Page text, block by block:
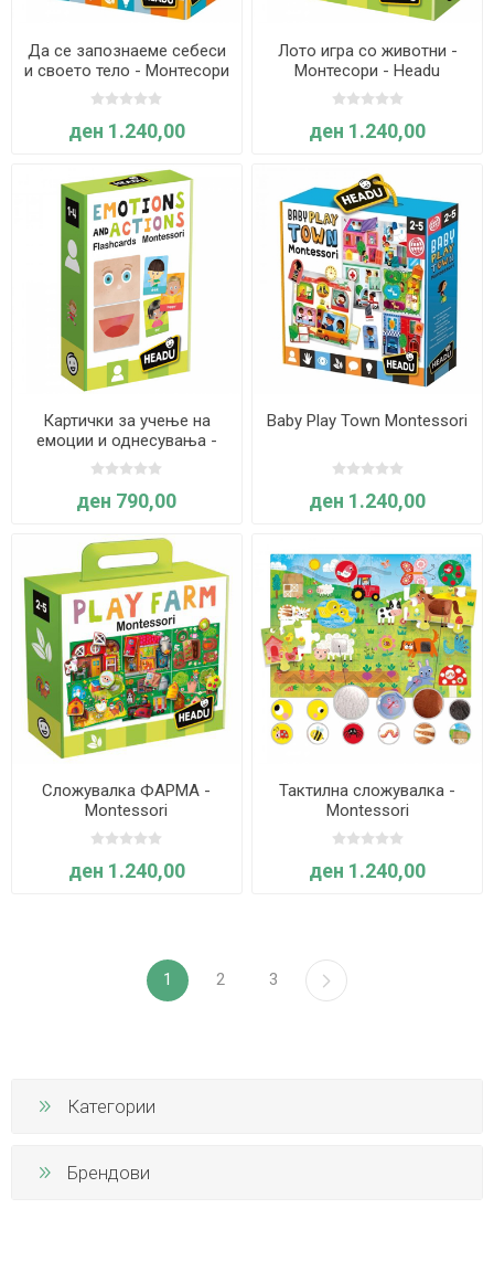
Да се запознаеме себеси
и своето тело - Монтесори
игра - Headu
ден 1.240,00
Лото игра со животни -
Монтесори - Headu
ден 1.240,00
Картички за учење на
емоции и однесувања -
Монтесори
ден 790,00
Baby Play Town Montessori
ден 1.240,00
Сложувалка ФАРМА -
Montessori
ден 1.240,00
Тактилна сложувалка -
Montessori
ден 1.240,00
1 2 3
Категории
Брендови